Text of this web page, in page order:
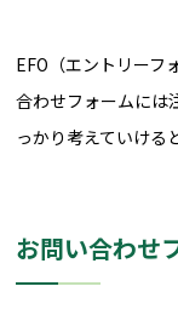
EFO（エントリーフ
合わせフォームには
っかり考えていける
お問い合わせ